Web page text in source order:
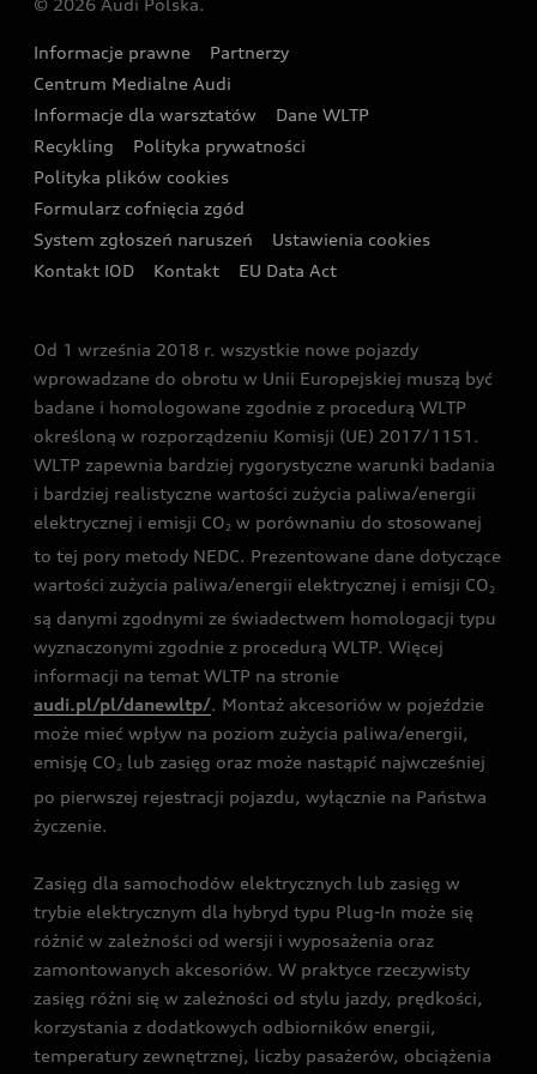
Wyszukaj najbliższego Partnera Audi
Oferta dla przedsiębiorców
Oferta dla klientów prywatnych
Kalkulator rat
Ubezpieczenie
Audi exclusive
Zasięg
Gwarancja
Akcje serwisowe Audi
Katalog online akcesoriów
Audi i Muzeum Sztuki Nowoczesnej w Warszawie
Audi driving experience
Audi quattro Cup
Audi i Puchar Świata w Skokach Narciarskich w
Zakopanem
© 2026 Audi Polska.
Informacje prawne
Partnerzy
Centrum Medialne Audi
Informacje dla warsztatów
Dane WLTP
Recykling
Polityka prywatności
Polityka plików cookies
Formularz cofnięcia zgód
System zgłoszeń naruszeń
Ustawienia cookies
Kontakt IOD
Kontakt EU Data Act
Od 1 września 2018 r. wszystkie nowe pojazdy
wprowadzane do obrotu w Unii Europejskiej muszą być
badane i homologowane zgodnie z procedurą WLTP
określoną w rozporządzeniu Komisji (UE) 2017/1151.
WLTP zapewnia bardziej rygorystyczne warunki badania
i bardziej realistyczne wartości zużycia paliwa/energii
elektrycznej i emisji CO2 w porównaniu do stosowanej
to tej pory metody NEDC. Prezentowane dane dotyczące
wartości zużycia paliwa/energii elektrycznej i emisji CO2
są danymi zgodnymi ze świadectwem homologacji typu
wyznaczonymi zgodnie z procedurą WLTP. Więcej
informacji na temat WLTP na stronie
audi.pl/pl/danewltp/. Montaż akcesoriów w pojeździe
może mieć wpływ na poziom zużycia paliwa/energii,
emisję CO2 lub zasięg oraz może nastąpić najwcześniej
po pierwszej rejestracji pojazdu, wyłącznie na Państwa
życzenie.
Zasięg dla samochodów elektrycznych lub zasięg w
trybie elektrycznym dla hybryd typu Plug-In może się
różnić w zależności od wersji i wyposażenia oraz
zamontowanych akcesoriów. W praktyce rzeczywisty
zasięg różni się w zależności od stylu jazdy, prędkości,
korzystania z dodatkowych odbiorników energii,
temperatury zewnętrznej, liczby pasażerów, obciążenia